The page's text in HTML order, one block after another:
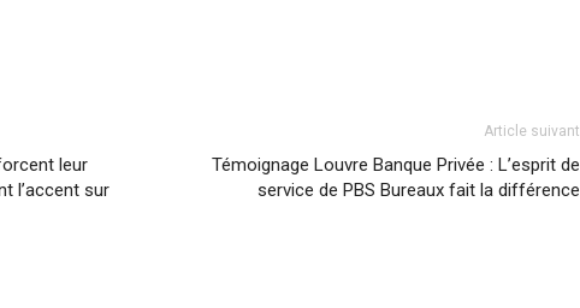
leur
l’accent sur
Article suivant
Témoignage Louvre Banque Privée : L’esprit de
service de PBS Bureaux fait la différence